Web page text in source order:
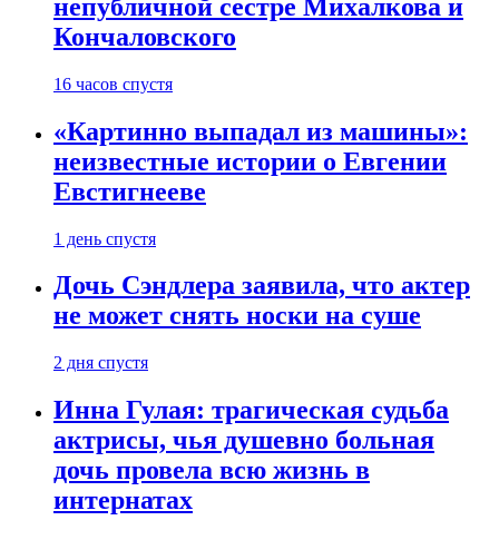
непубличной сестре Михалкова и
Кончаловского
16 часов спустя
«Картинно выпадал из машины»:
неизвестные истории о Евгении
Евстигнееве
1 день спустя
Дочь Сэндлера заявила, что актер
не может снять носки на суше
2 дня спустя
Инна Гулая: трагическая судьба
актрисы, чья душевно больная
дочь провела всю жизнь в
интернатах